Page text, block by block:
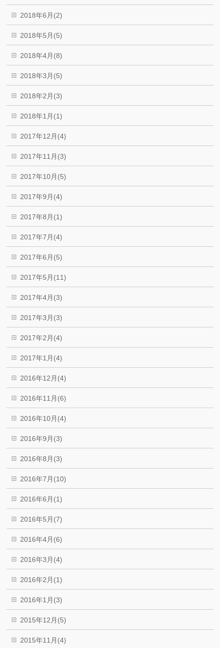
2018年6月(2)
2018年5月(5)
2018年4月(8)
2018年3月(5)
2018年2月(3)
2018年1月(1)
2017年12月(4)
2017年11月(3)
2017年10月(5)
2017年9月(4)
2017年8月(1)
2017年7月(4)
2017年6月(5)
2017年5月(11)
2017年4月(3)
2017年3月(3)
2017年2月(4)
2017年1月(4)
2016年12月(4)
2016年11月(6)
2016年10月(4)
2016年9月(3)
2016年8月(3)
2016年7月(10)
2016年6月(1)
2016年5月(7)
2016年4月(6)
2016年3月(4)
2016年2月(1)
2016年1月(3)
2015年12月(5)
2015年11月(4)